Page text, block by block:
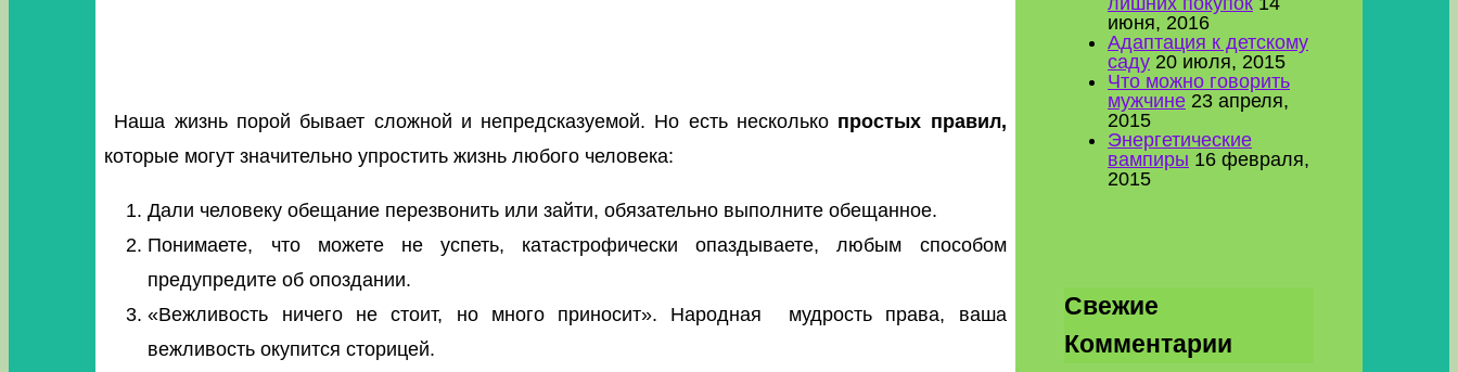
Наша жизнь порой бывает сложной и непредсказуемой. Но есть несколько простых правил,
которые могут значительно упростить жизнь любого человека:
Дали человеку обещание перезвонить или зайти, обязательно выполните обещанное.
Понимаете, что можете не успеть, катастрофически опаздываете, любым способом
предупредите об опоздании.
«Вежливость ничего не стоит, но много приносит». Народная мудрость права, ваша
вежливость окупится сторицей.
июня, 2016
Адаптация к детскому
саду 20 июля, 2015
Что можно говорить
мужчине 23 апреля,
2015
Энергетические
вампиры 16 февраля,
2015
Свежие
Комментарии